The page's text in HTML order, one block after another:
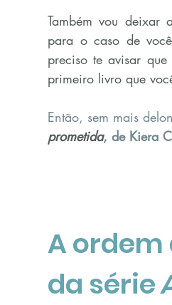
Também vou deixar
para o caso de
preciso te avisar
primeiro livro que
Então, sem mais
prometida, de Kiera
A
da série